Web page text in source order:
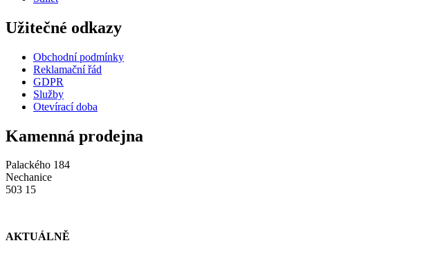
Užitečné odkazy
Obchodní podmínky
Reklamační řád
GDPR
Služby
Otevírací doba
Kamenná prodejna
Palackého 184
Nechanice
503 15
AKTUÁLNĚ